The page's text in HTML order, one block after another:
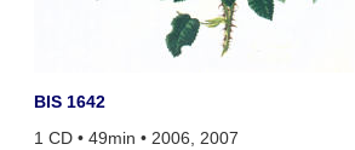
BIS 1642
1 CD • 49min • 2006, 2007